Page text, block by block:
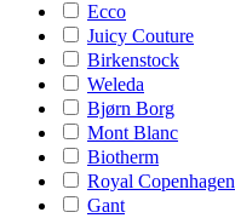
Ecco
Juicy Couture
Birkenstock
Weleda
Bjørn Borg
Mont Blanc
Biotherm
Royal Copenhagen
Gant